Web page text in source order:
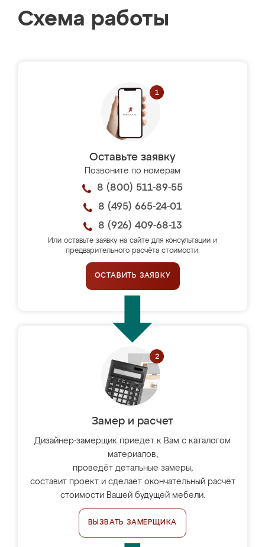
Схема работы
Оставьте заявку
Позвоните по номерам
8 (800) 511-89-55
8 (495) 665-24-01
8 (926) 409-68-13
Или оставьте заявку на сайте для консультации и
предварительного расчёта стоимости.
ОСТАВИТЬ ЗАЯВКУ
Замер и расчет
Дизайнер-замерщик приедет к Вам с каталогом
материалов,
проведёт детальные замеры,
составит проект и сделает окончательный расчёт
стоимости Вашей будущей мебели.
ВЫЗВАТЬ ЗАМЕРЩИКА